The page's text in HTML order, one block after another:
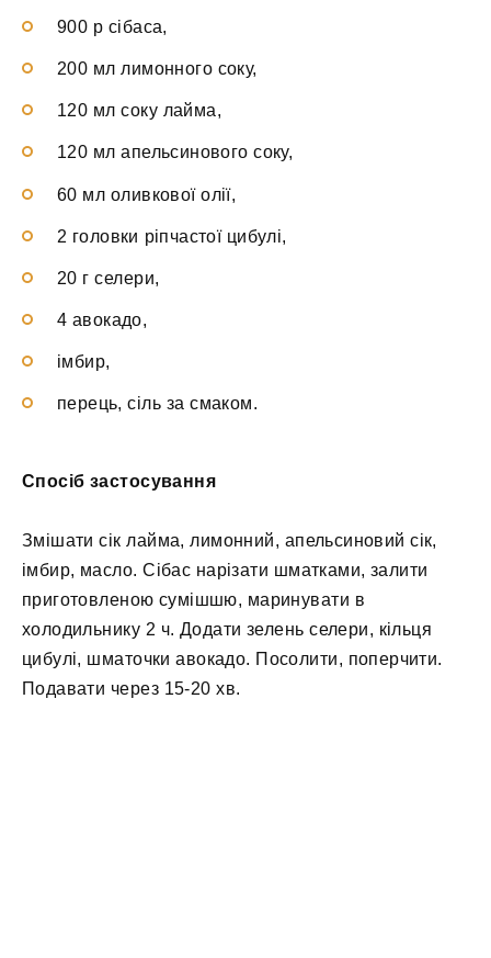
900 р сібаса,
200 мл лимонного соку,
120 мл соку лайма,
120 мл апельсинового соку,
60 мл оливкової олії,
2 головки ріпчастої цибулі,
20 г селери,
4 авокадо,
імбир,
перець, сіль за смаком.
Спосіб застосування
Змішати сік лайма, лимонний, апельсиновий сік,
імбир, масло. Сібас нарізати шматками, залити
приготовленою сумішшю, маринувати в
холодильнику 2 ч. Додати зелень селери, кільця
цибулі, шматочки авокадо. Посолити, поперчити.
Подавати через 15-20 хв.